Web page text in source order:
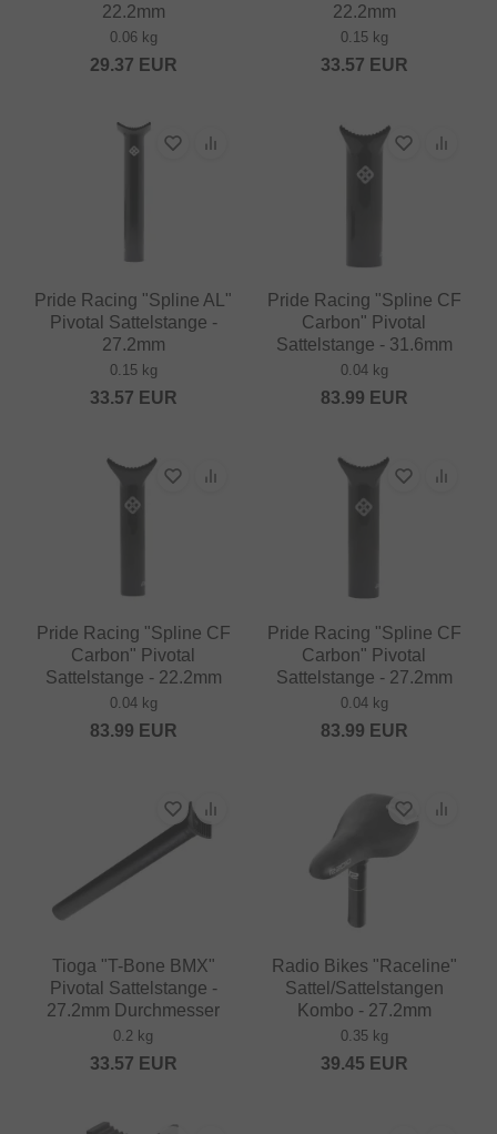
22.2mm
0.06 kg
29.37 EUR
22.2mm
0.15 kg
33.57 EUR
Pride Racing "Spline AL"
Pivotal Sattelstange -
27.2mm
0.15 kg
33.57 EUR
Pride Racing "Spline CF
Carbon" Pivotal
Sattelstange - 31.6mm
0.04 kg
83.99 EUR
Pride Racing "Spline CF
Carbon" Pivotal
Sattelstange - 22.2mm
0.04 kg
83.99 EUR
Pride Racing "Spline CF
Carbon" Pivotal
Sattelstange - 27.2mm
0.04 kg
83.99 EUR
Tioga "T-Bone BMX"
Pivotal Sattelstange -
27.2mm Durchmesser
0.2 kg
33.57 EUR
Radio Bikes "Raceline"
Sattel/Sattelstangen
Kombo - 27.2mm
0.35 kg
39.45 EUR